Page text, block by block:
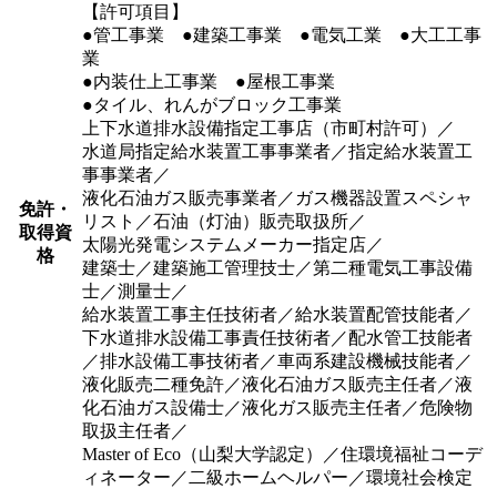
免許・
取得資
格
【許可項目】
●管工事業 ●建築工事業 ●電気工業 ●大工工事
業
●内装仕上工事業 ●屋根工事業
●タイル、れんがブロック工事業
上下水道排水設備指定工事店（市町村許可）／
水道局指定給水装置工事事業者／指定給水装置工
事事業者／
液化石油ガス販売事業者／ガス機器設置スペシャ
リスト／石油（灯油）販売取扱所／
太陽光発電システムメーカー指定店／
建築士／建築施工管理技士／第二種電気工事設備
士／測量士／
給水装置工事主任技術者／給水装置配管技能者／
下水道排水設備工事責任技術者／配水管工技能者
／排水設備工事技術者／車両系建設機械技能者／
液化販売二種免許／液化石油ガス販売主任者／液
化石油ガス設備士／液化ガス販売主任者／危険物
取扱主任者／
Master of Eco（山梨大学認定）／住環境福祉コーデ
ィネーター／二級ホームヘルパー／環境社会検定